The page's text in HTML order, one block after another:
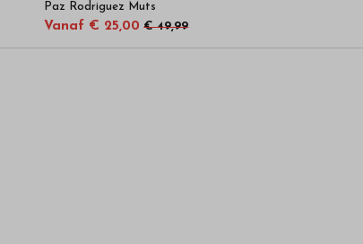
Paz Rodriguez Muts
Vanaf € 25,00 € 49,99